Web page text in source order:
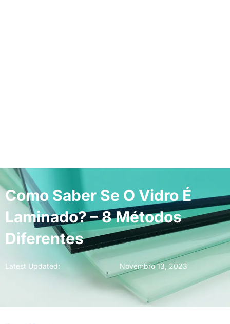
Como Saber Se O Vidro É
Laminado? – 8 Métodos
Diferentes
Latest Updated: Novembro 13, 2023